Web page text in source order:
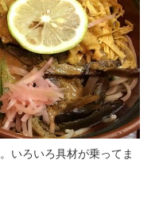
いろいろ具材が乗ってま